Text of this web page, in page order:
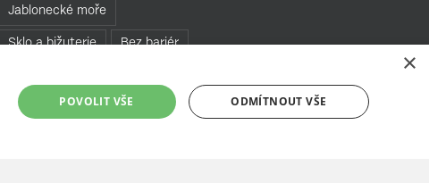
Jablonecké moře
Sklo a bižuterie Bez bariér
Rozhledny
×
POVOLIT VŠE ODMÍTNOUT VŠE